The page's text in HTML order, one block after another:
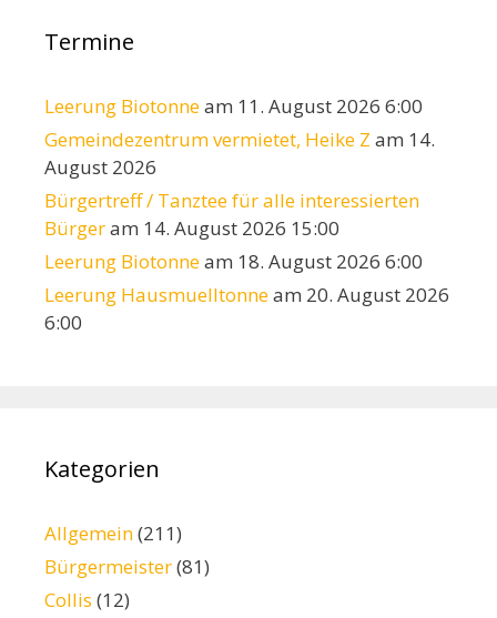
Termine
Leerung Biotonneam 11. August 2026 6:00
Gemeindezentrum vermietet, Heike Z am 14.
August 2026
Bürgertreff / Tanztee für alle interessierten
Bürgeram 14. August 2026 15:00
Leerung Biotonneam 18. August 2026 6:00
Leerung Hausmuelltonneam 20. August 2026
6:00
Kategorien
Allgemein(211)
Bürgermeister(81)
Collis (12)